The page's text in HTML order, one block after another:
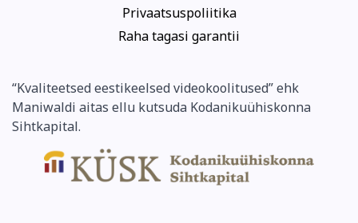
Privaatsuspoliitika
Raha tagasi garantii
“Kvaliteetsed eestikeelsed videokoolitused” ehk
Maniwaldi aitas ellu kutsuda Kodanikuühiskonna
Sihtkapital.